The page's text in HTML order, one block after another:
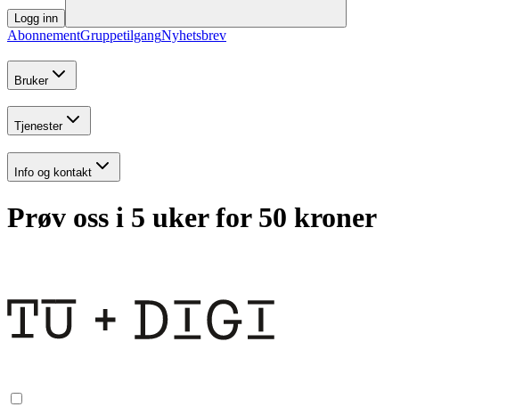
Logg inn
AbonnementGruppetilgangNyhetsbrev
Bruker
Tjenester
Info og kontakt
Prøv oss i 5 uker for 50 kroner